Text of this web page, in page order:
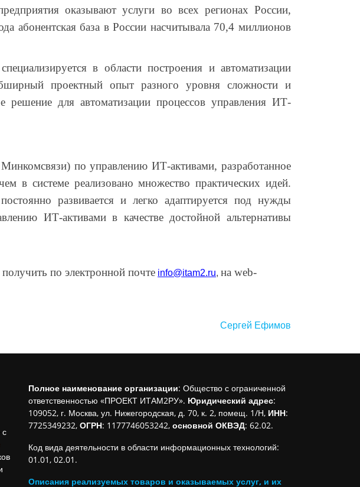
оказывают услуги во всех регионах России,
абонентская база в России насчитывала 70,4 миллионов
в области построения и автоматизации
проектный опыт разного уровня сложности и
решение для автоматизации процессов управления ИТ-
по управлению ИТ-активами, разработанное
в системе реализовано множество практических идей.
развивается и легко адаптируется под нужды
ИТ-активами в качестве достойной альтернативы
по электронной почте info@itam2.ru, на web-
Сергей Ефимов
с
Полное наименование организации: Общество с ограниченной
ответственностью «ПРОЕКТ ИТАМ2РУ». Юридический адрес:
109052, г. Москва, ул. Нижегородская, д. 70, к. 2, помещ. 1/Н, ИНН:
7725349232, ОГРН: 1177746053242, основной ОКВЭД: 62.02.
Код вида деятельности в области информационных технологий:
01.01, 02.01.
Описания реализуемых товаров и оказываемых услуг, и их